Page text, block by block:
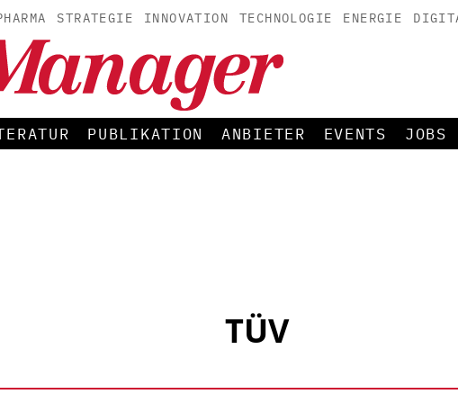
STRATEGIE INNOVATION TECHNOLOGIE ENERGIE
PUBLIKATION ANBIETER EVENTS JOBS
TÜV